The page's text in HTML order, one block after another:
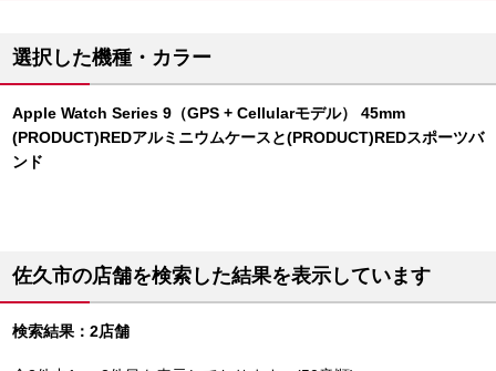
選択した機種・カラー
Apple Watch Series 9（GPS + Cellularモデル） 45mm
(PRODUCT)REDアルミニウムケースと(PRODUCT)REDスポーツバ
ンド
佐久市の店舗を検索した結果を表示しています
検索結果：2店舗